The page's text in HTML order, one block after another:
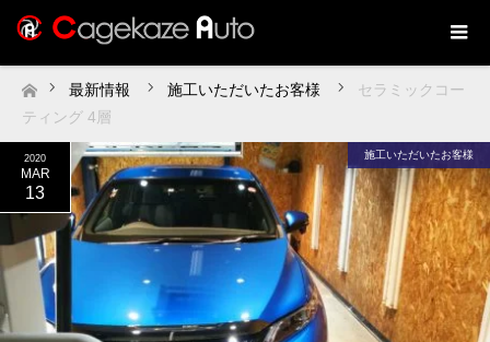
ホーム
最新情報 施工いただいたお客様
セラミックコー
ティング 4層
2020
MAR
13
施工いただいたお客様